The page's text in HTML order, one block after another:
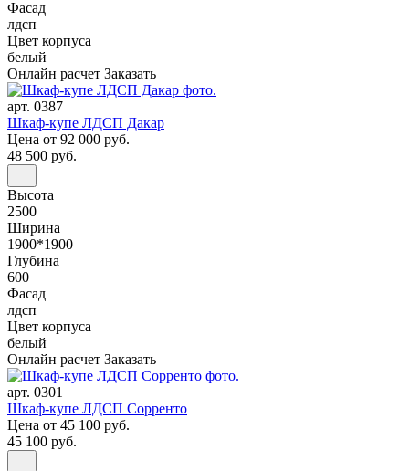
Фасад
лдсп
Цвет корпуса
белый
Онлайн расчет Заказать
арт. 0387
Шкаф-купе ЛДСП Дакар
Цена от 92 000 руб.
48 500 руб.
Высота
2500
Ширина
1900*1900
Глубина
600
Фасад
лдсп
Цвет корпуса
белый
Онлайн расчет Заказать
арт. 0301
Шкаф-купе ЛДСП Сорренто
Цена от 45 100 руб.
45 100 руб.